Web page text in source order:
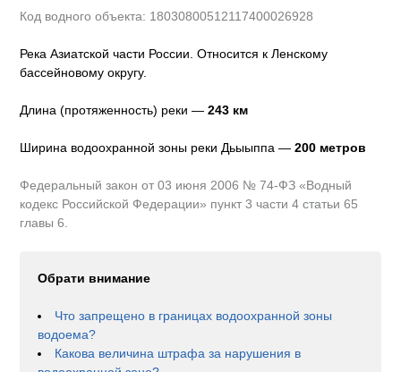
Код водного объекта: 18030800512117400026928
Река Азиатской части России. Относится к Ленскому
бассейновому округу.
Длина (протяженность) реки —243 км
Ширина водоохранной зоны реки Дьыыппа —200 метров
Федеральный закон от 03 июня 2006 № 74-ФЗ «Водный
кодекс Российской Федерации» пункт 3 части 4 статьи 65
главы 6.
Обрати внимание
Что запрещено в границах водоохранной зоны
водоема?
Какова величина штрафа за нарушения в